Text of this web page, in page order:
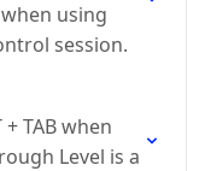
using
session.
TAB when
Level is a